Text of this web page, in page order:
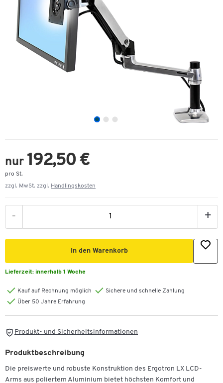
nur 192,50 €
pro St.
zzgl. MwSt. zzgl. Handlingskosten
- +
In den Warenkorb
Lieferzeit: innerhalb 1 Woche
Kauf auf Rechnung möglich
Sichere und schnelle Zahlung
Über 50 Jahre Erfahrung
Produkt- und Sicherheitsinformationen
Produktbeschreibung
Die preiswerte und robuste Konstruktion des Ergotron LX LCD-
Arms aus poliertem Aluminium bietet höchsten Komfort und